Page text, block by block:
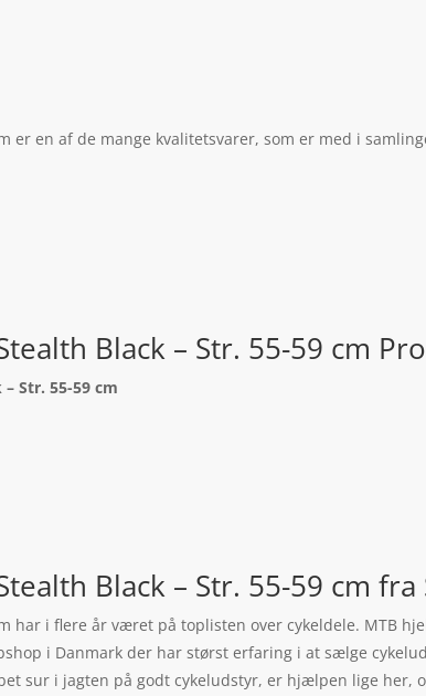
er en af de mange kvalitetsvarer, som er med i
Black – Str. 55-59 cm
– Str. 55-59 cm
Black – Str. 55-59 cm fra
har i flere år været på toplisten over cykeldele. MTB
i Danmark der har størst erfaring i at sælge
sur i jagten på godt cykeludstyr, er hjælpen lige her,